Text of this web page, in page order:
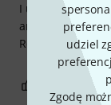
udziel
Zgodę
I use this reed
and a Selmer
Response is very
0